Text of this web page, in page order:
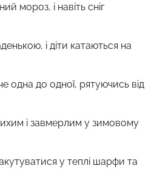
мороз, і навіть сніг
і діти катаються на
одна до одної, рятуючись від
і завмерлим у зимовому
у теплі шарфи та